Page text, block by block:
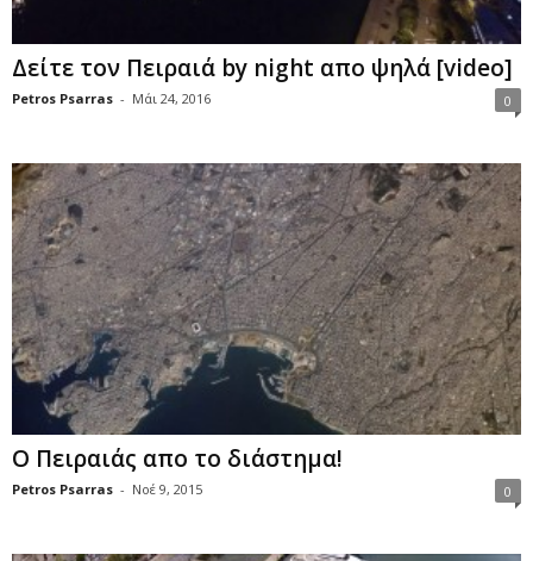
Δείτε τον Πειραιά by night απο ψηλά [videο]
Petros Psarras - Μάι 24, 2016 0
Ο Πειραιάς απο το διάστημα!
Petros Psarras - Νοέ 9, 2015 0